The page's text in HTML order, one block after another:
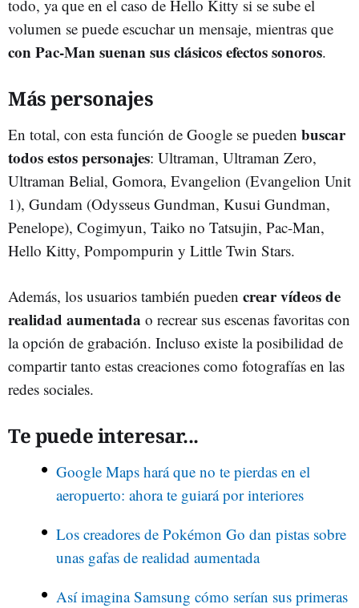
todo, ya que en el caso de Hello Kitty si se sube el
volumen se puede escuchar un mensaje, mientras que
con Pac-Man suenan sus clásicos efectos sonoros.
Más personajes
En total, con esta función de Google se pueden buscar
todos estos personajes: Ultraman, Ultraman Zero,
Ultraman Belial, Gomora, Evangelion (Evangelion Unit
1), Gundam (Odysseus Gundman, Kusui Gundman,
Penelope), Cogimyun, Taiko no Tatsujin, Pac-Man,
Hello Kitty, Pompompurin y Little Twin Stars.
Además, los usuarios también pueden crear vídeos de
realidad aumentada o recrear sus escenas favoritas con
la opción de grabación. Incluso existe la posibilidad de
compartir tanto estas creaciones como fotografías en las
redes sociales.
Te puede interesar...
Google Maps hará que no te pierdas en el
aeropuerto: ahora te guiará por interiores
Los creadores de Pokémon Go dan pistas sobre
unas gafas de realidad aumentada
Así imagina Samsung cómo serían sus primeras